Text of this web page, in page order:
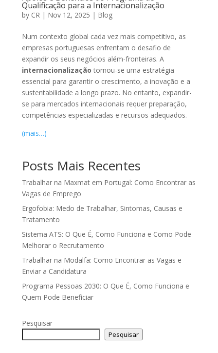
Qualificação para a Internacionalização
by CR| Nov 12, 2025 | Blog
Num contexto global cada vez mais competitivo, as
empresas portuguesas enfrentam o desafio de
expandir os seus negócios além-fronteiras. A
internacionalização tornou-se uma estratégia
essencial para garantir o crescimento, a inovação e a
sustentabilidade a longo prazo. No entanto, expandir-
se para mercados internacionais requer preparação,
competências especializadas e recursos adequados.
(mais…)
Posts Mais Recentes
Trabalhar na Maxmat em Portugal: Como Encontrar as
Vagas de Emprego
Ergofobia: Medo de Trabalhar, Sintomas, Causas e
Tratamento
Sistema ATS: O Que É, Como Funciona e Como Pode
Melhorar o Recrutamento
Trabalhar na Modalfa: Como Encontrar as Vagas e
Enviar a Candidatura
Programa Pessoas 2030: O Que É, Como Funciona e
Quem Pode Beneficiar
Pesquisar
Pesquisar